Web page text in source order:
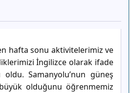
hafta sonu aktivitelerimiz ve
İngilizce olarak ifade
oldu. Samanyolu’nun güneş
olduğunu öğrenmemiz